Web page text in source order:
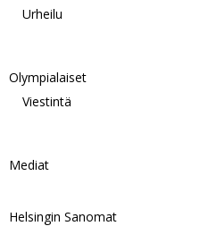
Urheilu
Olympialaiset
Viestintä
Mediat
Helsingin Sanomat